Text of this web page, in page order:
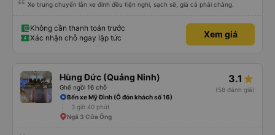
Xe trung chuyển lẫn xe đính đều tiện nghi, sạch sẽ, giá cả phải chăng.
Không cần thanh toán trước
Xác nhận chỗ ngay lập tức
Xem giá
Hùng Đức (Quảng Ninh)
Ghế ngồi 16 chỗ
3.1
(58 đánh giá)
Bến xe Mỹ Đình (Ô đón khách số 16)
3 giờ 40 phút
Ngã 3 Cửa Ông